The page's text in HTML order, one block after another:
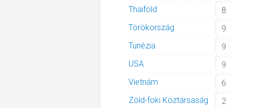
Thaiföld
8
Törökország
9
Tunézia
9
USA
9
Vietnám
6
Zöld-foki Köztársaság
2